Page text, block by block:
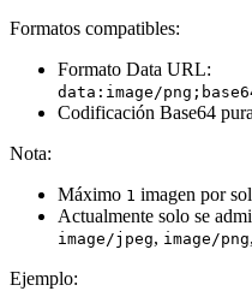
Formatos compatibles:
Formato Data URL:
data:image/
Codificación Base64
Nota:
Máximo 1 imagen por
Actualmente solo se
image/jpeg, image/png,
Ejemplo: